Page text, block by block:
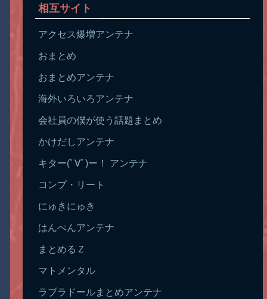
相互サイト
アクセス爆増アンテナ
おまとめ
おまとめアンテナ
海外いろいろアンテナ
会社員の僕が使う話題まとめ
かけだしアンテナ
キター(ﾟ∀ﾟ)ー！ アンテナ
コンプ・リート
にゅきにゅき
はんぺんアンテナ
まとめるＺ
マトメンタル
ラブラドールまとめアンテナ